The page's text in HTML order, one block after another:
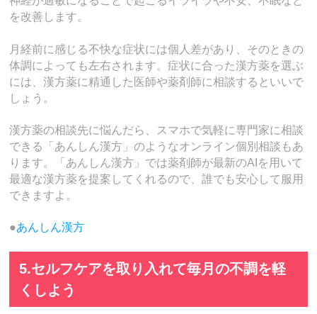
を改善します。
月経前に感じる不快な症状には個人差があり、そのときの
体調によっても左右されます。症状に合った漢方薬を選ぶ
には、漢方薬に精通した医師や薬剤師に相談するといいで
しょう。
漢方薬の相談先に悩んだら、スマホで気軽に専門家に相談
できる「あんしん漢方」のようなオンライン個別相談もあ
ります。「あんしん漢方」では薬剤師が最新のAIを用いて
最適な漢方薬を提案してくれるので、誰でも安心して服用
できますよ。
●あんしん漢方
5.セルフケアを取り入れて毎月の不調を軽
くしよう